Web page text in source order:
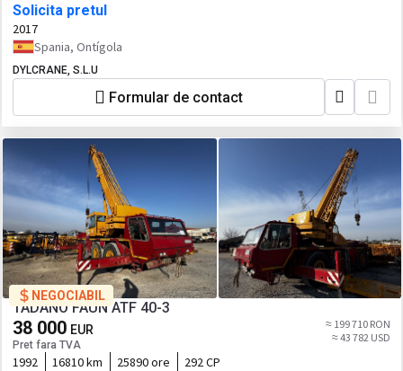
Solicita pretul
2017
Spania, Ontígola
DYLCRANE, S.L.U
Formular de contact
NEGOCIABIL
TADANO FAUN ATF 40-3
38 000 EUR
Pret fara TVA
≈ 199 710 RON
≈ 43 782 USD
1992 16810 km 25890 ore
292 CP